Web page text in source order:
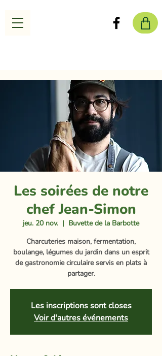
Les soirées de notre
chef Jean-Simon
jeu. 20 nov.
  |
Buvette de la Barbotte
Charcuteries maison, fermentation,
boulange, légumes du jardin dans un esprit
de gastronomie circulaire servis en plats à
partager.
Les inscriptions sont closes
Voir d'autres événements